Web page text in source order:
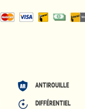
ANTIROUILLE
DIFFÉRENTIEL